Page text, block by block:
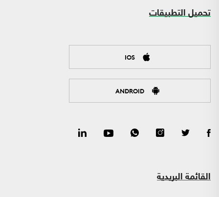
تحميل التطبيقات
IOS
ANDROID
القائمة البريدية